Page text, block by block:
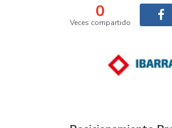
0
Veces compartido